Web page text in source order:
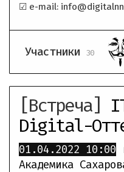
☑ e-mail:
Участники 30
[Встреча]
Digital-
01.04.2022 10:00
Академика